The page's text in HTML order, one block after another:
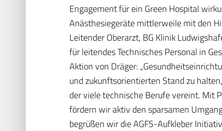
Engagement für ein Green Hospital
Anästhesiegeräte mittlerweile mit den
Leitender Oberarzt, BG Klinik
für leitendes Technisches Personal in
Aktion von Dräger:
und zukunftsorientierten Stand zu
der viele technische Berufe vereint. Mit
fördern wir aktiv den sparsamen
begrüßen wir die AGFS-Aufkleber